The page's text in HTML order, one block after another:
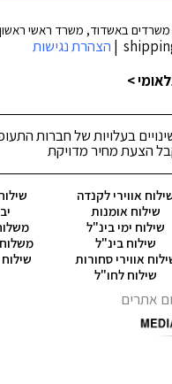
הצהרת נגישות
>
בעלויות של חברות
הצעת מחיר מדויקת
אווירי לקנדה
שילוח אומנות
שילוח ימי בינ"ל
שילוח בינ"ל
אווירי סחורות שילוח
שילוח לחו"ל
אתרים